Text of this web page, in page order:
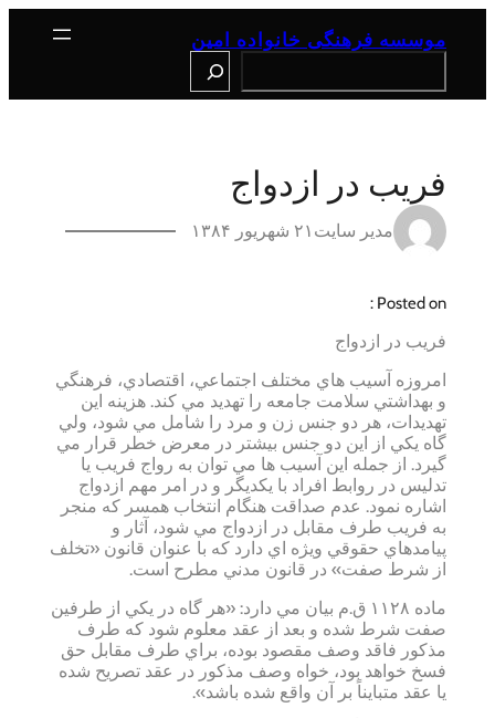
موسسه فرهنگی خانواده امین
فريب در ازدواج
مدیر سایت ۲۱ شهریور ۱۳۸۴
Posted on :
فريب در ازدواج
امروزه آسيب هاي مختلف اجتماعي، اقتصادي، فرهنگي
و بهداشتي سلامت جامعه را تهديد مي كند. هزينه اين
تهديدات، هر دو جنس زن و مرد را شامل مي شود، ولي
گاه يكي از اين دو جنس بيشتر در معرض خطر قرار مي
گيرد. از جمله اين آسيب ها مي توان به رواج فريب يا
تدليس در روابط افراد با يكديگر و در امر مهم ازدواج
اشاره نمود. عدم صداقت هنگام انتخاب همسر كه منجر
به فريب طرف مقابل در ازدواج مي شود، آثار و
پيامدهاي حقوقي ويژه اي دارد كه با عنوان قانون «تخلف
از شرط صفت» در قانون مدني مطرح است.
ماده ۱۱۲۸ ق.م بيان مي دارد: «هر گاه در يكي از طرفين
صفت شرط شده و بعد از عقد معلوم شود كه طرف
مذكور فاقد وصف مقصود بوده، براي طرف مقابل حق
فسخ خواهد بود، خواه وصف مذكور در عقد تصريح شده
يا عقد متبايناً بر آن واقع شده باشد».